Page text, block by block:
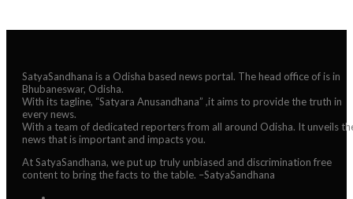
SatyaSandhana is a Odisha based news portal. The head office of is in
Bhubaneswar, Odisha.
With its tagline, “Satyara Anusandhana” ,it aims to provide the truth in
every news.
With a team of dedicated reporters from all around Odisha. It unveils
news that is important and impacts you.
At SatyaSandhana, we put up truly unbiased and discrimination free
content to bring the facts to the table. –SatyaSandhana